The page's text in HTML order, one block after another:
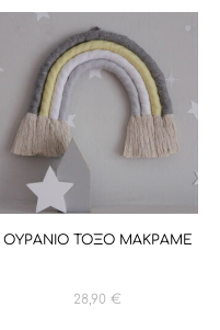
ΟΥΡΑΝΙΟ ΤΟΞΟ ΜΑΚΡΑΜΕ
28,90 €